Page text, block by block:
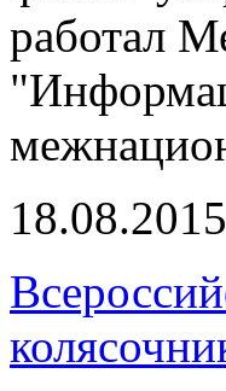
работал
18.08.2015